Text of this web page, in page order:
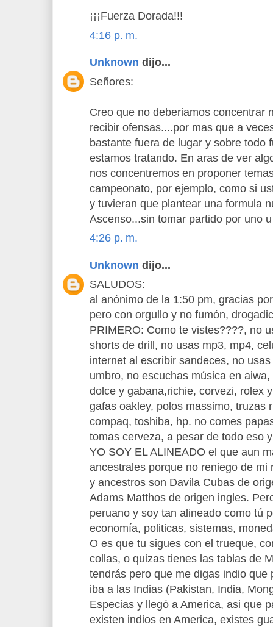
¡¡¡Fuerza Dorada!!!
4:16 p. m.
Unknown dijo...
Señores:
Creo que no deberiamos concentrar
recibir ofensas....por mas que a
bastante fuera de lugar y sobre todo
estamos tratando. En aras de ver
nos concentremos en proponer
campeonato, por ejemplo, como si
y tuvieran que plantear una formula
Ascenso...sin tomar partido por uno
4:26 p. m.
Unknown dijo...
SALUDOS:
al anónimo de la 1:50 pm, gracias
pero con orgullo y no fumón,
PRIMERO: Como te vistes????, no
shorts de drill, no usas mp3, mp4,
internet al escribir sandeces, no
umbro, no escuchas música en
dolce y gabana,richie, corvezi, rolex
gafas oakley, polos massimo, truzas
compaq, toshiba, hp. no comes
tomas cerveza, a pesar de todo eso
YO SOY EL ALINEADO el que aun
ancestrales porque no reniego de mi
y ancestros son Davila Cubas de
Adams Matthos de origen ingles.
peruano y soy tan alineado como tú
economía, politicas, sistemas,
O es que tu sigues con el trueque,
collas, o quizas tienes las tablas de
tendrás pero que me digas indio que
iba a las Indias (Pakistan, India,
Especias y llegó a America, asi que
existen indios en America, existes